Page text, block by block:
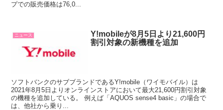
プでの販売価格は76,0...
ニュース
Y!mobileが8月5日より21,600円
割引対象の新機種を追加
ソフトバンクのサブブランドであるY!mobile（ワイモバイル）は
2021年8月5日よりオンラインストアにおいて最大21,600円割引対象
の機種を追加している。 例えば「AQUOS sense4 basic」の場合で
は、他社から乗り...